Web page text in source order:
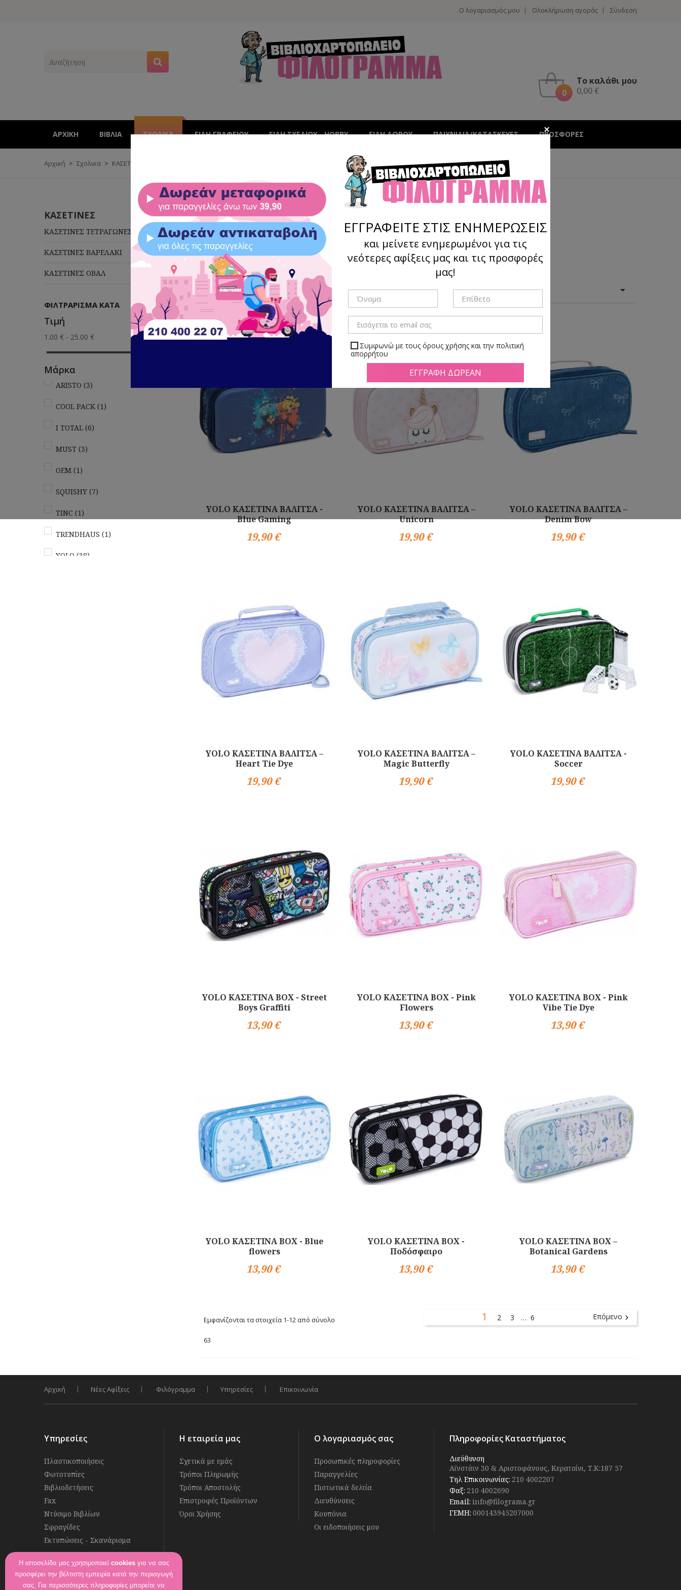
Ο λογαριασμός μου Ολοκλήρωση αγοράς Σύνδεση
Το καλάθι μου
0
0,00 €
ΑΡΧΙΚΉ ΒΙΒΛΊΑ ΣΧΟΛΙΚΑ ΕΊΔΗ ΓΡΑΦΕΊΟΥ ΕΙΔΗ ΣΧΕΔΙΟΥ - HOBBY ΕΙΔΗ ΔΩΡΟΥ ΠΑΙΧΝΙΔΙΑ/ΚΑΤΑΣΚΕΥΕΣ ΠΡΟΣΦΟΡΕΣ
Αρχική Σχολικα ΚΑΣΕΤΙΝΕΣ
ΚΑΣΕΤΙΝΕΣ
ΚΑΣΕΤΙΝΕΣ ΤΕΤΡΑΓΩΝΕΣ
ΚΑΣΕΤΙΝΕΣ ΒΑΡΕΛΑΚΙ
ΚΑΣΕΤΙΝΕΣ ΟΒΑΛ
ΦΙΛΤΡΆΡΙΣΜΑ ΚΑΤΆ
Τιμή
1.00 € - 25.00 €
Μάρκα
ARISTO (3)
COOL PACK (1)
I TOTAL (6)
MUST (3)
OEM (1)
SQUISHY (7)
TINC (1)
TRENDHAUS (1)
YOLO (38)
ΚΑΣΕΤΙΝΕΣ ΟΒΑΛ
Πλέγμα Λίστα Υπάρχουν 63 προϊόντα.
κατά:

YOLO ΚΑΣΕΤΙΝΑ ΒΑΛΙΤΣΑ -
Blue Gaming
19,90 €
YOLO ΚΑΣΕΤΙΝΑ ΒΑΛΙΤΣΑ –
Unicorn
19,90 €
YOLO ΚΑΣΕΤΙΝΑ ΒΑΛΙΤΣΑ –
Denim Bow
19,90 €
YOLO ΚΑΣΕΤΙΝΑ ΒΑΛΙΤΣΑ –
Heart Tie Dye
19,90 €
YOLO ΚΑΣΕΤΙΝΑ ΒΑΛΙΤΣΑ –
Magic Butterfly
19,90 €
YOLO ΚΑΣΕΤΙΝΑ ΒΑΛΙΤΣΑ -
Soccer
19,90 €
YOLO ΚΑΣΕΤΙΝΑ BOX - Street
Boys Graffiti
13,90 €
YOLO ΚΑΣΕΤΙΝΑ BOX - Pink
Flowers
13,90 €
YOLO ΚΑΣΕΤΙΝΑ BOX - Pink
Vibe Tie Dye
13,90 €
YOLO ΚΑΣΕΤΙΝΑ BOX - Blue
flowers
13,90 €
YOLO ΚΑΣΕΤΙΝΑ BOX -
Ποδόσφαιρο
13,90 €
YOLO ΚΑΣΕΤΙΝΑ BOX –
Botanical Gardens
13,90 €
Εμφανίζονται τα στοιχεία 1-12 από σύνολο
63
1 2 3 … 6 Επόμενο 
Αρχική Νέες Αφίξεις Φιλόγραμμα Υπηρεσίες Επικοινωνία
Υπηρεσίες
Πλαστικοποιήσεις
Φωτοτυπίες
Βιβλιοδετήσεις
Fax
Ντύσιμο Βιβλίων
Σφραγίδες
Εκτυπώσεις - Σκανάρισμα
Ακολουθήστε μας στο
Βρείτε μας στο
Η εταιρεία μας
Σχετικά με εμάς
Τρόποι Πληρωμής
Τρόποι Αποστολής
Επιστροφές Προϊόντων
Όροι Χρήσης
Ο λογαριασμός σας
Προσωπικές πληροφορίες
Παραγγελίες
Πιστωτικά δελτία
Διευθύνσεις
Κουπόνια
Οι ειδοποιήσεις μου
Η ιστοσελίδα μας χρησιμοποιεί cookiesγια να σας
προσφέρει την βέλτιστη εμπειρία κατά την περιαγωγή
σας. Για περισσότερες πληροφορίες μπορείτε να
Πληροφορίες Καταστήματος
Διεύθυνση
Αϊνστάιν 30 & Αριστοφάνους, Κερατσίνι, Τ.Κ:187 57
Τηλ Επικοινωνίας: 210 4002207
Φαξ: 210 4002690
Email: info@filograma.gr
ΓΕΜΗ: 000143945207000
ΕΓΓΡΑΦΕΙΤΕ ΣΤΙΣ ΕΝΗΜΕΡΩΣΕΙΣ
και μείνετε ενημερωμένοι για τις
νεότερες αφίξεις μας και τις προσφορές
μας!
Συμφωνώ με τους όρους χρήσης και την πολιτική
απορρήτου
Μπορείτε να απεγραφείτε ανά πάσα ώρα και στιγμή